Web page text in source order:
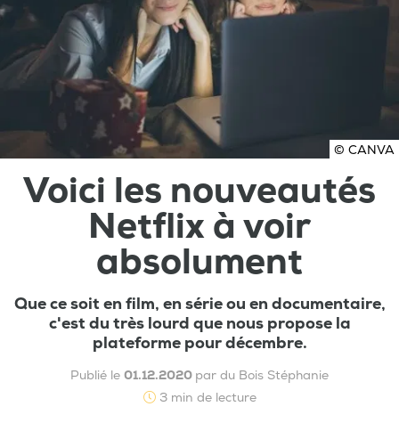
© CANVA
Voici les nouveautés
Netflix à voir
absolument
Que ce soit en film, en série ou en documentaire,
c'est du très lourd que nous propose la
plateforme pour décembre.
Publié le 01.12.2020 par du Bois Stéphanie
3 min de lecture